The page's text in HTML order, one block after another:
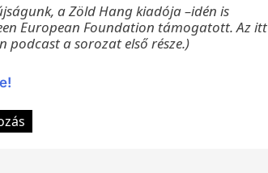
a Zöld Hang kiadója –idén is
European Foundation támogatott. Az itt
podcast a sorozat első része.)